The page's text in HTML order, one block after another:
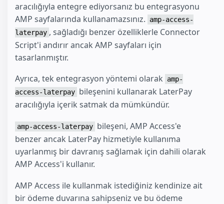
aracılığıyla entegre ediyorsanız bu entegrasyonu
AMP sayfalarında kullanamazsınız.
amp-access-
laterpay , sağladığı benzer özelliklerle Connector
Script'i andırır ancak AMP sayfaları için
tasarlanmıştır.
Ayrıca, tek entegrasyon yöntemi olarak
amp-
access-laterpay bileşenini kullanarak LaterPay
aracılığıyla içerik satmak da mümkündür.
amp-access-laterpay bileşeni, AMP Access'e
benzer ancak LaterPay hizmetiyle kullanıma
uyarlanmış bir davranış sağlamak için dahili olarak
AMP Access'i kullanır.
AMP Access ile kullanmak istediğiniz kendinize ait
bir ödeme duvarına sahipseniz ve bu ödeme